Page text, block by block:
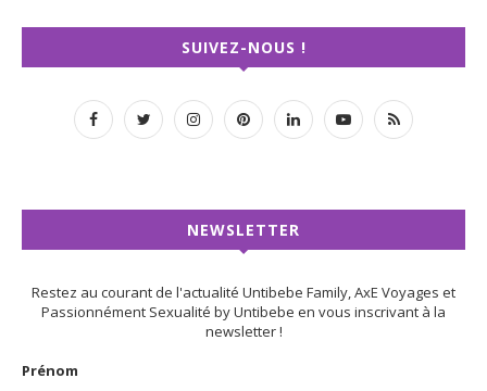
SUIVEZ-NOUS !
NEWSLETTER
Restez au courant de l'actualité Untibebe Family, AxE Voyages et
Passionnément Sexualité by Untibebe en vous inscrivant à la
newsletter !
Prénom